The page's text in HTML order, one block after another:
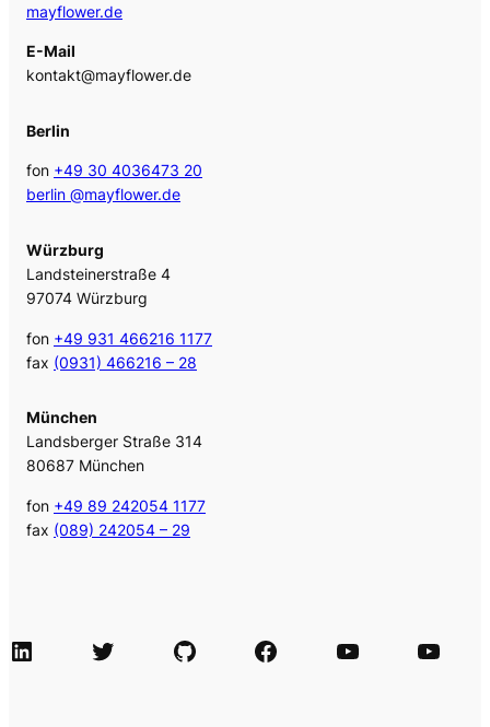
mayflower.de
E-Mail
kontakt@mayflower.de
Berlin
fon +49 30 4036473 20
berlin @mayflower.de
Würzburg
Landsteinerstraße 4
97074 Würzburg
fon +49 931 466216 1177
fax (0931) 466216 – 28
München
Landsberger Straße 314
80687 München
fon +49 89 242054 1177
fax (089) 242054 – 29
LinkedIn Twitter GitHub Facebook Agile Videos Tech-Videos